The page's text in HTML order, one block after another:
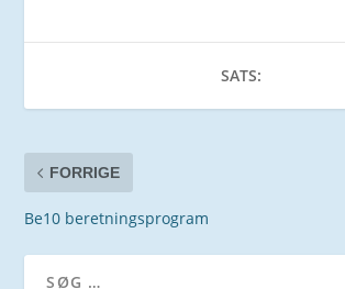
SATS:
FORRIGE
Be10 beretningsprogram